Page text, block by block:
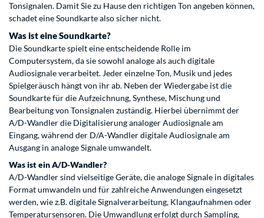
Tonsignalen. Damit Sie zu Hause den richtigen Ton angeben können,
schadet eine Soundkarte also sicher nicht.
Was ist eine Soundkarte?
Die Soundkarte spielt eine entscheidende Rolle im
Computersystem, da sie sowohl analoge als auch digitale
Audiosignale verarbeitet. Jeder einzelne Ton, Musik und jedes
Spielgeräusch hängt von ihr ab. Neben der Wiedergabe ist die
Soundkarte für die Aufzeichnung, Synthese, Mischung und
Bearbeitung von Tonsignalen zuständig. Hierbei übernimmt der
A/D-Wandler die Digitalisierung analoger Audiosignale am
Eingang, während der D/A-Wandler digitale Audiosignale am
Ausgang in analoge Signale umwandelt.
Was ist ein A/D-Wandler?
A/D-Wandler sind vielseitige Geräte, die analoge Signale in digitales
Format umwandeln und für zahlreiche Anwendungen eingesetzt
werden, wie z.B. digitale Signalverarbeitung, Klangaufnahmen oder
Temperatursensoren. Die Umwandlung erfolgt durch Sampling,